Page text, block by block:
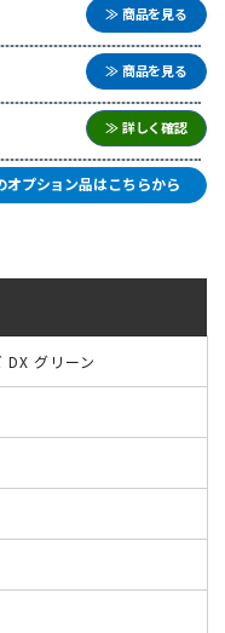
≫ 商品を見る
≫ 商品を見る
≫ 詳しく確認
プション品はこちらから
DX グリーン